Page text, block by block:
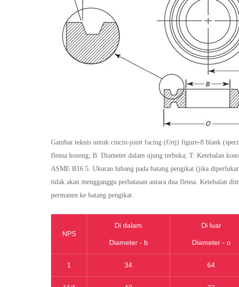
Gambar teknis untuk cincin-joint facing (f/rtj) figure-8 blank
flensa kosong; B: Diameter dalam ujung terbuka; T: Ketebalan
ASME B16.5. Ukuran lubang pada batang pengikat (jika
tidak akan mengganggu perbatasan antara dua flensa. Ketebalan
permanen ke batang pengikat.
NPS
Di dalam
Diameter - b
Di luar
Diameter - o
1 34 64